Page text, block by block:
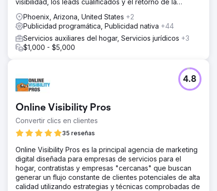
visibilidad, los leads cualificados y el retorno de la
Phoenix, Arizona, United States +2
Publicidad programática, Publicidad nativa +44
Servicios auxiliares del hogar, Servicios jurídicos +3
$1,000 - $5,000
Online Visibility Pros
Convertir clics en clientes
35 reseñas
4.8
Online Visibility Pros es la principal agencia de marketing
digital diseñada para empresas de servicios para el
hogar, contratistas y empresas "cercanas" que buscan
generar un flujo constante de clientes potenciales de alta
calidad utilizando estrategias y técnicas comprobadas de